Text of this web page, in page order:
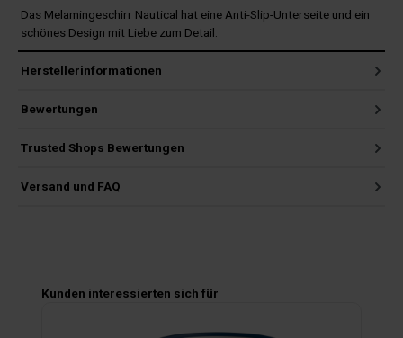
Das Melamingeschirr Nautical hat eine Anti-Slip-Unterseite und ein
schönes Design mit Liebe zum Detail.
Herstellerinformationen
Bewertungen
Trusted Shops Bewertungen
Versand und FAQ
Produktgalerie überspringen
Kunden interessierten sich für